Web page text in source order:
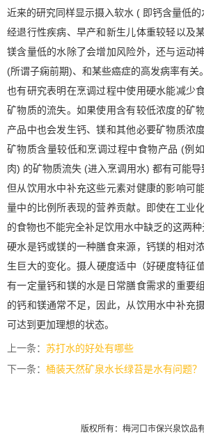
近来的研究同样显示摄入软水 ( 即钙含量低
经退行性疾病、早产和新生儿体重较轻以及
镁含量低的水除了会增加风险外，还与运动
(所谓子痫前期)、和某些癌症的高发病率有关。
也有研究表明在烹调过程中使用硬水能减少
矿物质的流失。如果使用含有较低浓度的矿
产品中也会发生钙、镁和其他必要矿物质浓
矿物质含量较低和烹调过程中食物产品 (例
肉) 的矿物质流失 (进入烹调用水) 都有可能导
但从饮用水中补充这些元素对健康的影响可
量中的比例所表现的营养贡献。即使在工业
的食物也不能完全补足饮用水中缺乏的这两种
硬水是钙或镁的一种膳食来源，钙镁的相对
生巨大的变化。摄人硬度适中（好硬度特征
有一定量钙和镁的水是日常膳食需求的重要
的钙和镁通常不足，因此，从饮用水中补充
可达到更加理想的状态。
上一条： 苏打水的好处有哪些
下一条： 桶装天然矿泉水长绿苔是水有问题？
版权所有：梅河口市保兴泉饮品